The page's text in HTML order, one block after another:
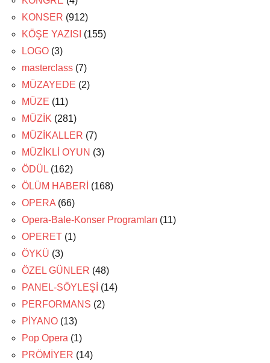
KONSER (912)
KÖŞE YAZISI (155)
LOGO (3)
masterclass (7)
MÜZAYEDE (2)
MÜZE (11)
MÜZİK (281)
MÜZİKALLER (7)
MÜZİKLİ OYUN (3)
ÖDÜL (162)
ÖLÜM HABERİ (168)
OPERA (66)
Opera-Bale-Konser Programları (11)
OPERET (1)
ÖYKÜ (3)
ÖZEL GÜNLER (48)
PANEL-SÖYLEŞİ (14)
PERFORMANS (2)
PİYANO (13)
Pop Opera (1)
PRÖMİYER (14)